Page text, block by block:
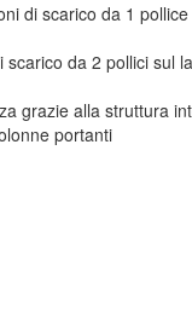
di scarico da 1
scarico da 2 pollici sul
grazie alla struttura
portanti